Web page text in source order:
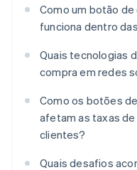
Como um botão
funciona dentro
Quais tecnologias
compra em redes
Como os botões
afetam as taxas
clientes?
Quais desafios